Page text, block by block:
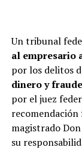
Un tribunal
al empresario
por los delitos
dinero y
por el juez
magistrado
su